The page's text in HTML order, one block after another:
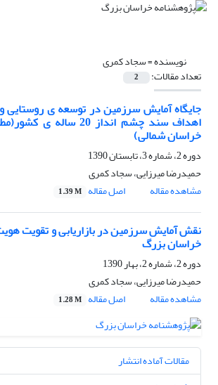
نویسنده =سجاد کمری
تعداد مقالات: 2
جایگاه آمایش سرزمین در توسعه ی
اهداف سند چشم انداز 20
خراسان شمالی)
دوره 2، شماره 3، تابستان 1390
حمیدرضا میرزایی، سجاد کمری
مشاهده مقاله
اصل مقاله 1.39 M
نقش آمایش سرزمین در بازاریابی و تقویت
خراسان بزرگ
دوره 2، شماره 2، بهار 1390
حمیدرضا میرزایی، سجاد کمری
مشاهده مقاله
اصل مقاله 1.28 M
مقالات آماده انتشار